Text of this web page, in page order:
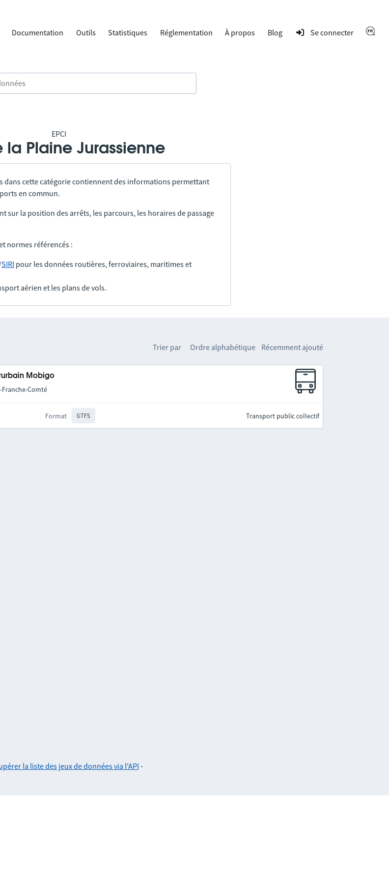
Documentation Outils Statistiques Réglementation À propos Blog Se connecter
EPCI
la Plaine Jurassienne
dans cette catégorie contiennent des informations permettant
en commun.
sur la position des arrêts, les parcours, les horaires de passage
normes référencés :
SIRI pour les données routières, ferroviaires, maritimes et
aérien et les plans de vols.
Trier par Ordre alphabétique Récemment ajouté
Mobigo
Comté
Format GTFS Transport public collectif
la liste des jeux de données via l'API -